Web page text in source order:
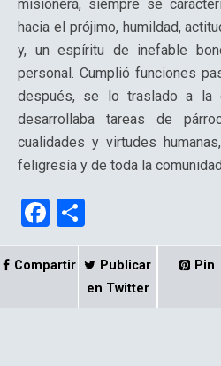
misionera, siempre se
hacia el prójimo, humildad,
y, un espíritu de inefable
personal. Cumplió funciones
después, se lo traslado a la
desarrollaba tareas de
cualidades y virtudes
feligresía y de toda la
F
a
ce
o
m
p
Compartir
Publicar
en Twitter
Pin